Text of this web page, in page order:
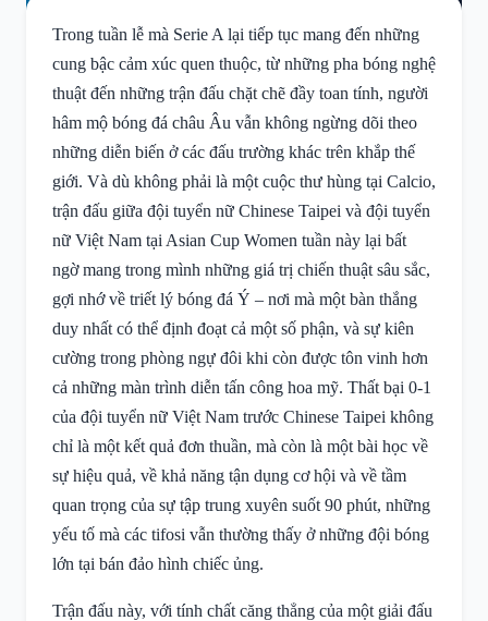
Trong tuần lễ mà Serie A lại tiếp tục mang đến những
cung bậc cảm xúc quen thuộc, từ những pha bóng nghệ
thuật đến những trận đấu chặt chẽ đầy toan tính, người
hâm mộ bóng đá châu Âu vẫn không ngừng dõi theo
những diễn biến ở các đấu trường khác trên khắp thế
giới. Và dù không phải là một cuộc thư hùng tại Calcio,
trận đấu giữa đội tuyển nữ Chinese Taipei và đội tuyển
nữ Việt Nam tại Asian Cup Women tuần này lại bất
ngờ mang trong mình những giá trị chiến thuật sâu sắc,
gợi nhớ về triết lý bóng đá Ý – nơi mà một bàn thắng
duy nhất có thể định đoạt cả một số phận, và sự kiên
cường trong phòng ngự đôi khi còn được tôn vinh hơn
cả những màn trình diễn tấn công hoa mỹ. Thất bại 0-1
của đội tuyển nữ Việt Nam trước Chinese Taipei không
chỉ là một kết quả đơn thuần, mà còn là một bài học về
sự hiệu quả, về khả năng tận dụng cơ hội và về tầm
quan trọng của sự tập trung xuyên suốt 90 phút, những
yếu tố mà các tifosi vẫn thường thấy ở những đội bóng
lớn tại bán đảo hình chiếc ủng.
Trận đấu này, với tính chất căng thẳng của một giải đấu